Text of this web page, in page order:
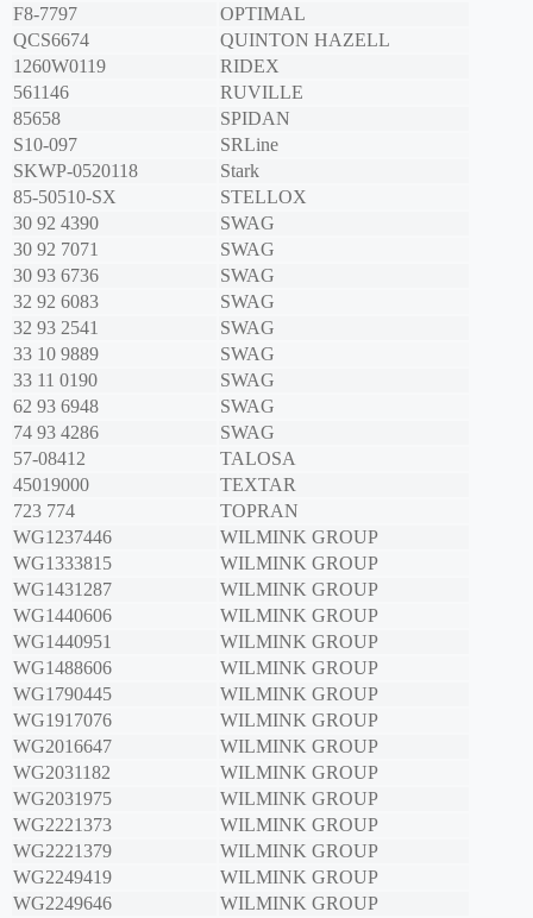
F8-7797
OPTIMAL
QCS6674
QUINTON HAZELL
1260W0119
RIDEX
561146
RUVILLE
85658
SPIDAN
S10-097
SRLine
SKWP-0520118
Stark
85-50510-SX
STELLOX
30 92 4390
SWAG
30 92 7071
SWAG
30 93 6736
SWAG
32 92 6083
SWAG
32 93 2541
SWAG
33 10 9889
SWAG
33 11 0190
SWAG
62 93 6948
SWAG
74 93 4286
SWAG
57-08412
TALOSA
45019000
TEXTAR
723 774
TOPRAN
WG1237446
WILMINK GROUP
WG1333815
WILMINK GROUP
WG1431287
WILMINK GROUP
WG1440606
WILMINK GROUP
WG1440951
WILMINK GROUP
WG1488606
WILMINK GROUP
WG1790445
WILMINK GROUP
WG1917076
WILMINK GROUP
WG2016647
WILMINK GROUP
WG2031182
WILMINK GROUP
WG2031975
WILMINK GROUP
WG2221373
WILMINK GROUP
WG2221379
WILMINK GROUP
WG2249419
WILMINK GROUP
WG2249646
WILMINK GROUP